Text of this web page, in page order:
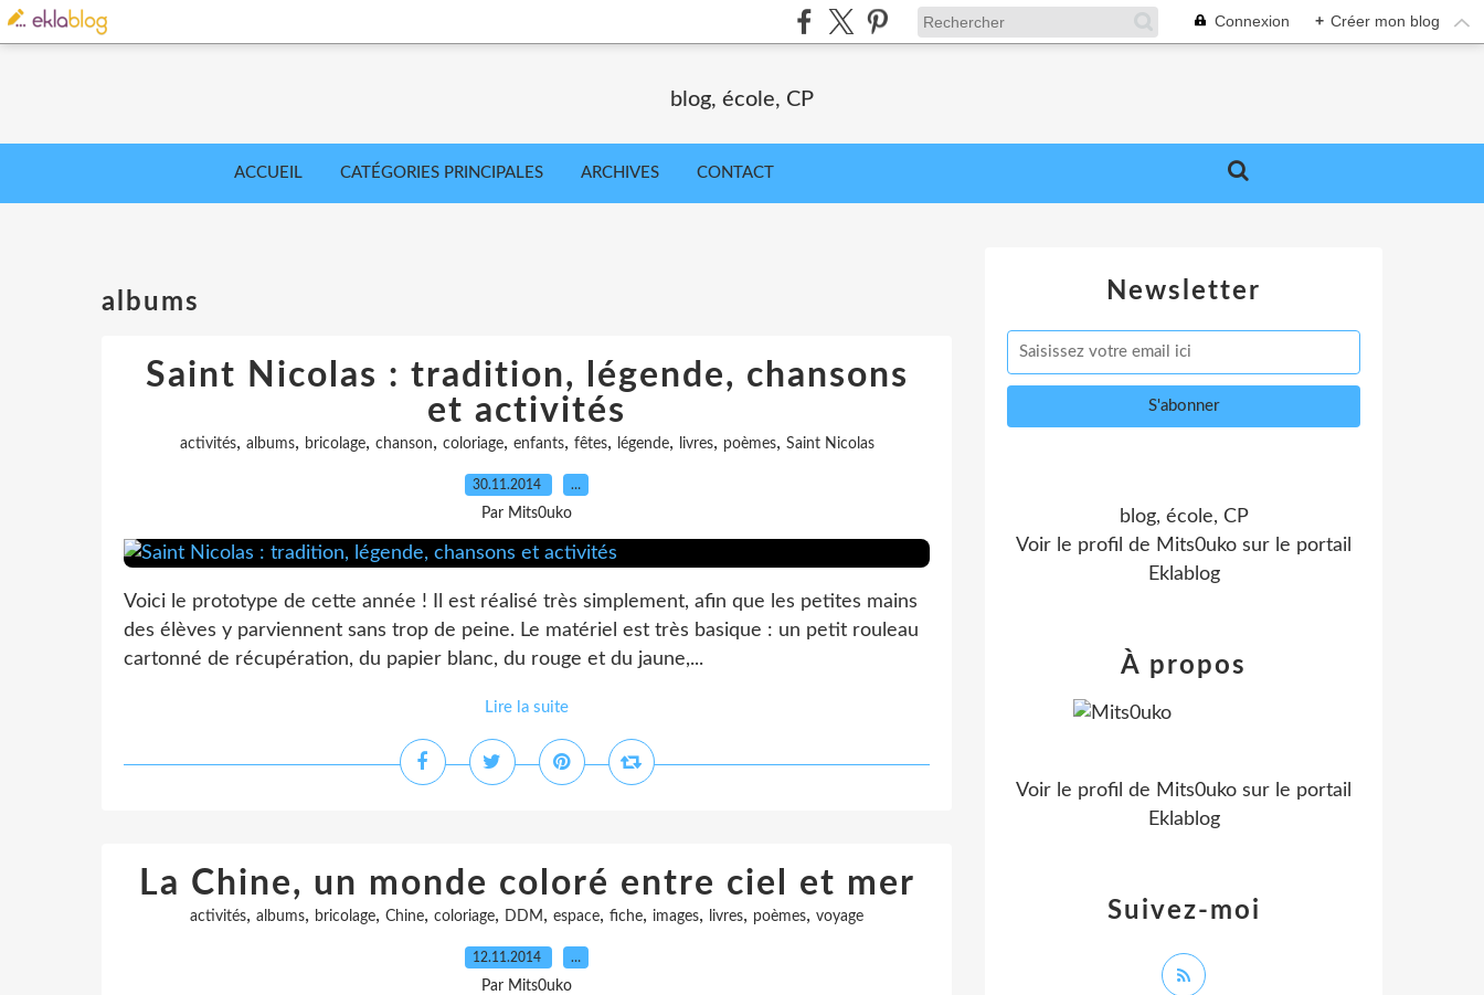
Connexion + Créer mon blog
blog, école, CP
ACCUEIL CATÉGORIES PRINCIPALES ARCHIVES CONTACT
albums
Saint Nicolas : tradition, légende, chansons
et activités
activités, albums, bricolage, chanson, coloriage, enfants, fêtes, légende, livres, poèmes, Saint Nicolas
30.11.2014 …
Par Mits0uko
Voici le prototype de cette année ! Il est réalisé très simplement, afin que les petites mains
des élèves y parviennent sans trop de peine. Le matériel est très basique : un petit rouleau
cartonné de récupération, du papier blanc, du rouge et du jaune,...
Lire la suite
La Chine, un monde coloré entre ciel et mer
activités, albums, bricolage, Chine, coloriage, DDM , espace, fiche, images, livres, poèmes, voyage
12.11.2014 …
Par Mits0uko
Newsletter
blog, école, CP
Voir le profil de Mits0uko sur le portail
Eklablog
Suivez-moi
À propos
Voir le profil de Mits0uko sur le portail
Eklablog